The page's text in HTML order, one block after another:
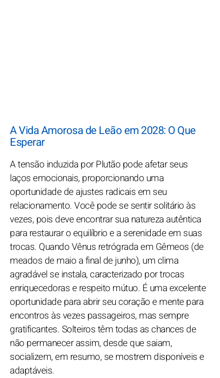
A Vida Amorosa de Leão em 2028: O Que
Esperar
A tensão induzida por Plutão pode afetar seus
laços emocionais, proporcionando uma
oportunidade de ajustes radicais em seu
relacionamento. Você pode se sentir solitário às
vezes, pois deve encontrar sua natureza autêntica
para restaurar o equilíbrio e a serenidade em suas
trocas. Quando Vênus retrógrada em Gêmeos (de
meados de maio a final de junho), um clima
agradável se instala, caracterizado por trocas
enriquecedoras e respeito mútuo. É uma excelente
oportunidade para abrir seu coração e mente para
encontros às vezes passageiros, mas sempre
gratificantes. Solteiros têm todas as chances de
não permanecer assim, desde que saiam,
socializem, em resumo, se mostrem disponíveis e
adaptáveis.